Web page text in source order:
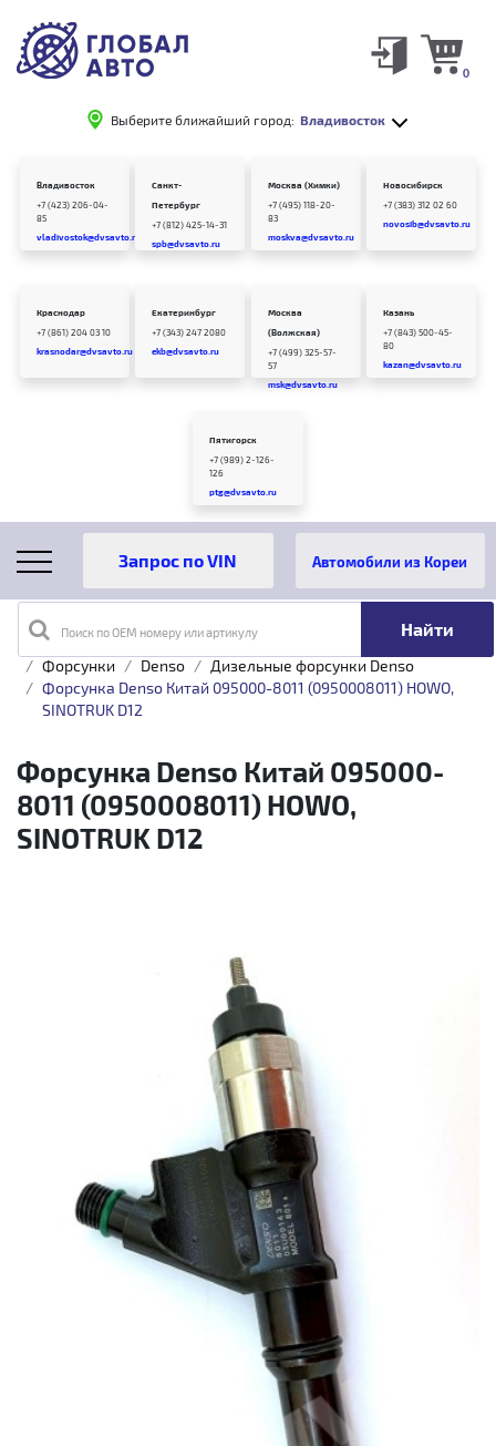
Выберите ближайший город: Владивосток
0
Владивосток
+7 (423) 206-04-
85
vladivostok@dvsavto.ru
Санкт-
Петербург
+7 (812) 425-14-31
spb@dvsavto.ru
Москва (Химки)
+7 (495) 118-20-
83
moskva@dvsavto.ru
Новосибирск
+7 (383) 312 02 60
novosib@dvsavto.ru
Краснодар
+7 (861) 204 03 10
krasnodar@dvsavto.ru
Екатеринбург
+7 (343) 247 2080
ekb@dvsavto.ru
Москва
(Волжская)
+7 (499) 325-57-
57
msk@dvsavto.ru
Казань
+7 (843) 500-45-
80
kazan@dvsavto.ru
Пятигорск
+7 (989) 2-126-
126
ptg@dvsavto.ru
Поиск по OEM номеру или артикулу
Автомобили из Кореи
Главная Каталог товаров
Топливная аппаратура
Форсунки
Denso
Дизельные форсунки Denso
Форсунка Denso Китай 095000-8011 (0950008011) HOWO,
SINOTRUK D12
Форсунка Denso Китай 095000-
8011 (0950008011) HOWO,
SINOTRUK D12